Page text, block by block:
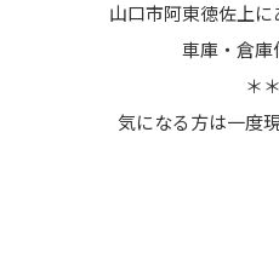
山口市阿東徳佐上に
車庫・倉庫
＊
気になる方は一度